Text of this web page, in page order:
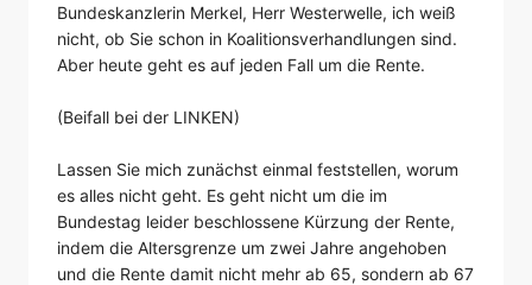
Bundeskanzlerin Merkel, Herr Westerwelle, ich weiß
nicht, ob Sie schon in Koalitionsverhandlungen sind.
Aber heute geht es auf jeden Fall um die Rente.
(Beifall bei der LINKEN)
Lassen Sie mich zunächst einmal feststellen, worum
es alles nicht geht. Es geht nicht um die im
Bundestag leider beschlossene Kürzung der Rente,
indem die Altersgrenze um zwei Jahre angehoben
und die Rente damit nicht mehr ab 65, sondern ab 67